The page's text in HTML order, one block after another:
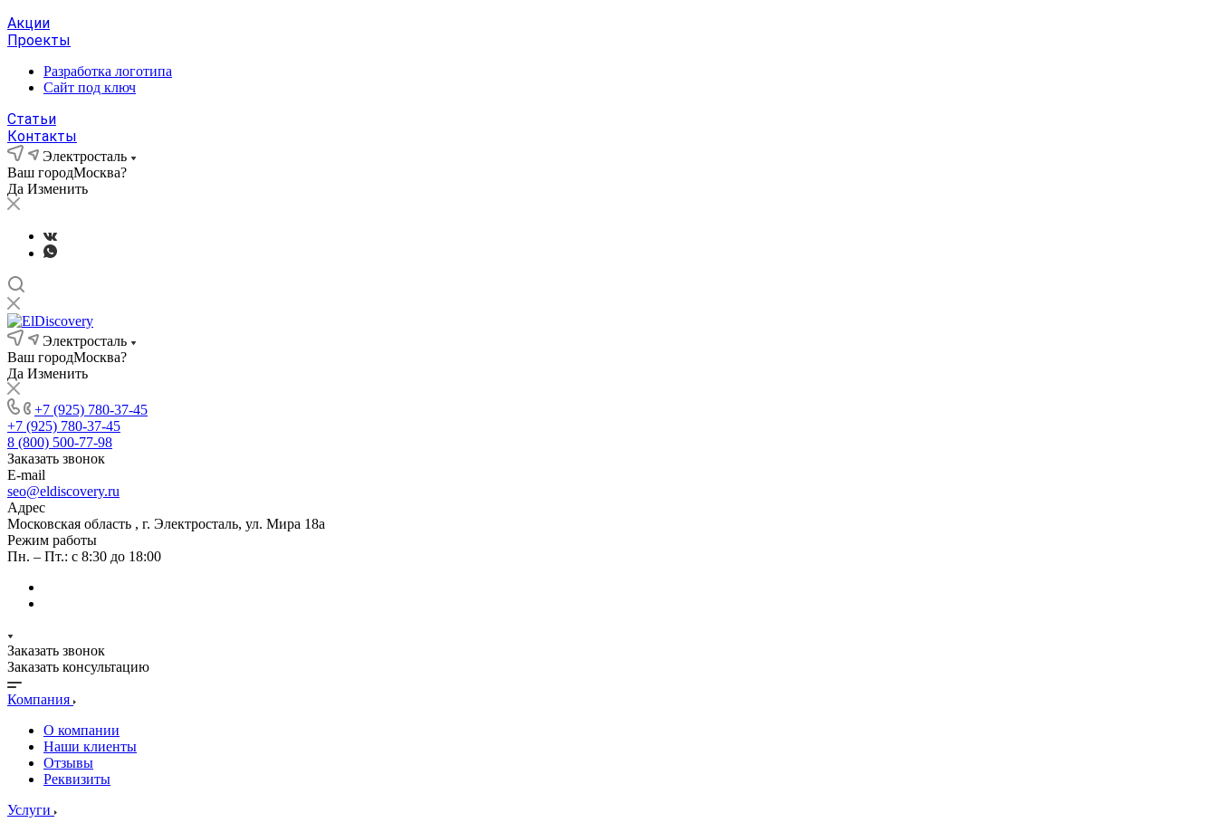
Акции
Проекты
Разработка логотипа
Сайт под ключ
Статьи
Контакты
Электросталь
Ваш городМосква?
Да Изменить
Электросталь
Ваш городМосква?
Да Изменить
+7 (925) 780-37-45
+7 (925) 780-37-45
8 (800) 500-77-98
Заказать звонок
E-mail
seo@eldiscovery.ru
Адрес
Московская область , г. Электросталь, ул. Мира 18а
Режим работы
Пн. – Пт.: с 8:30 до 18:00
Заказать звонок
Заказать консультацию
Компания
О компании
Наши клиенты
Отзывы
Реквизиты
Услуги